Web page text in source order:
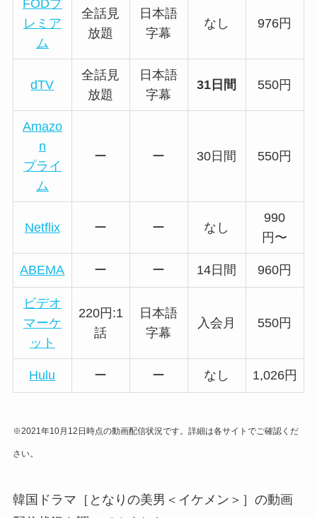
FODプ
レミア
ム
全話見
放題
日本語
字幕
なし 976円
dTV
全話見
放題
日本語
字幕
31日間 550円
Amazo
n
プライ
ム
ー ー 30日間 550円
Netflix ー ー なし
990
円〜
ABEMA ー ー 14日間 960円
ビデオ
マーケ
ット
220円:1
話
日本語
字幕
入会月 550円
Hulu ー ー なし 1,026円
※2021年10月12日時点の動画配信状況です。詳細は各サイトでご確認くだ
さい。
韓国ドラマ［となりの美男＜イケメン＞］の動画